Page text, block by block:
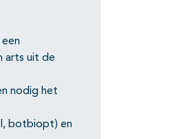
arts uit de
nodig het
botbiopt) en